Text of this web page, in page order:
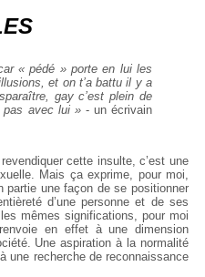
« pédé » porte en lui les
et on t’a battu il y a
gay c’est plein de
pas avec lui »- un écrivain
cette insulte, c’est une
Mais ça exprime, pour moi,
partie une façon de se positionner
d’une personne et de ses
mêmes significations, pour moi
en effet à une dimension
Une aspiration à la normalité
une recherche de reconnaissance